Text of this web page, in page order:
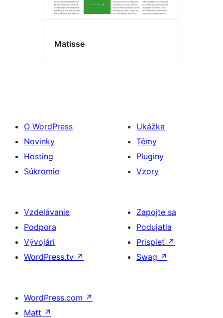
Matisse
O WordPress
Novinky
Hosting
Súkromie
Ukážka
Témy
Pluginy
Vzory
Vzdelávanie
Podpora
Vývojári
WordPress.tv ↗
Zapojte sa
Podujatia
Prispieť ↗
Swag ↗
WordPress.com ↗
Matt ↗